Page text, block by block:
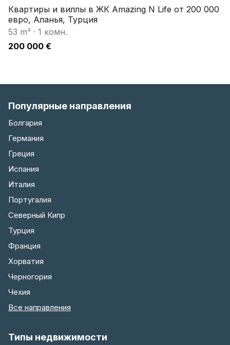
Квартиры и виллы в ЖК Amazing N Life от 200 000
евро, Аланья, Турция
53 m² · 1 комн.
200 000 €
Популярные направления
Болгария
Германия
Греция
Испания
Италия
Португалия
Северный Кипр
Турция
Франция
Хорватия
Черногория
Чехия
Все направления
Типы недвижимости